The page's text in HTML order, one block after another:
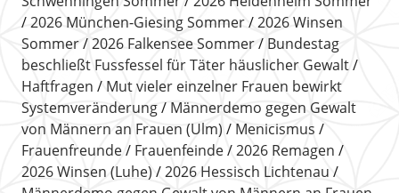
2026 München-Giesing Sommer
2026 Winsen
Sommer
2026 Falkensee Sommer
Bundestag
beschließt Fussfessel für Täter häuslicher Gewalt
Haftfragen
Mut vieler einzelner Frauen bewirkt
Systemveränderung
Männerdemo gegen Gewalt
von Männern an Frauen (Ulm)
Menicismus
Frauenfreunde
Frauenfeinde
2026 Remagen
2026 Winsen (Luhe)
2026 Hessisch Lichtenau